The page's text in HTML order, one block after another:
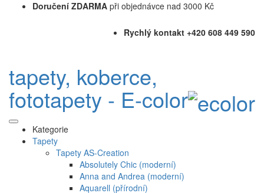
Doručení ZDARMA při objednávce nad 3000 Kč
Rychlý kontakt +420 608 449 590
tapety, koberce,
fototapety - E-color
Kategorie
Tapety
Tapety AS-Creation
Absolutely Chic (moderní)
Anna and Andrea (moderní)
Aquarell (přírodní)